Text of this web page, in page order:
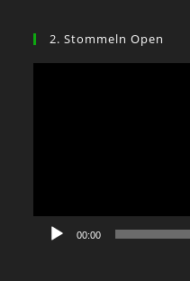
2. Stommeln Open
00:00